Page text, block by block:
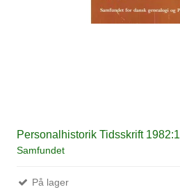
Personalhistorik Tidsskrift 1982:1
Samfundet
På lager